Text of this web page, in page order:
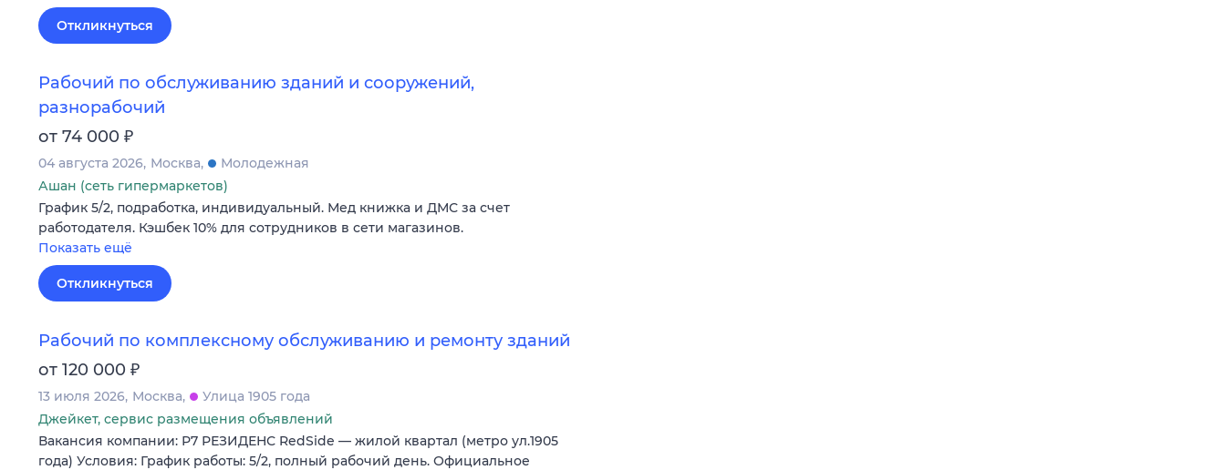
Откликнуться
Рабочий по обслуживанию зданий и сооружений,
разнорабочий
от 74 000 ₽
04 августа 2026 Москва
Молодежная
Ашан (сеть гипермаркетов)
График 5/2, подработка, индивидуальный. Мед книжка и ДМС за счет
работодателя. Кэшбек 10% для сотрудников в сети магазинов.
Показать ещё
Откликнуться
Рабочий по комплексному обслуживанию и ремонту зданий
от 120 000 ₽
13 июля 2026 Москва
Улица 1905 года
Джейкет, сервис размещения объявлений
Вакансия компании: Р7 РЕЗИДЕНС RedSide — жилой квартал (метро ул.1905
года) Условия: График работы: 5/2, полный рабочий день. Официальное